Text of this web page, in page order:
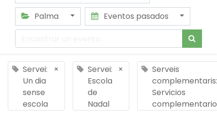
Palma
Eventos pasados
Servei:
Un dia
sense
escola
×
Servei:
Escola
de
Nadal
×
Serveis
complementaris:
Servicios